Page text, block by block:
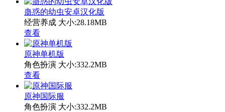
蛊惑的幼虫安卓汉化版
经营养成 大小:28.18MB
查看
原神单机版
角色扮演 大小:332.2MB
查看
原神国际服
角色扮演 大小:332.2MB